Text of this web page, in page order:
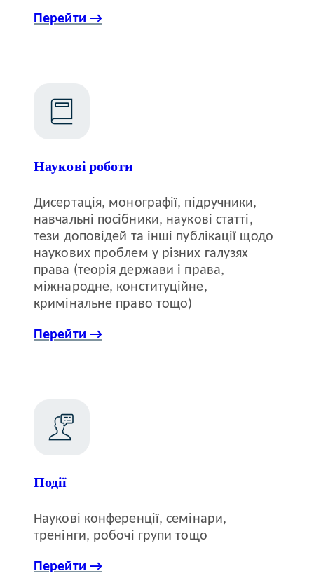
Перейти →
Наукові роботи
Дисертація, монографії, підручники,
навчальні посібники, наукові статті,
тези доповідей та інші публікації щодо
наукових проблем у різних галузях
права (теорія держави і права,
міжнародне, конституційне,
кримінальне право тощо)
Перейти →
Події
Наукові конференції, семінари,
тренінги, робочі групи тощо
Перейти →